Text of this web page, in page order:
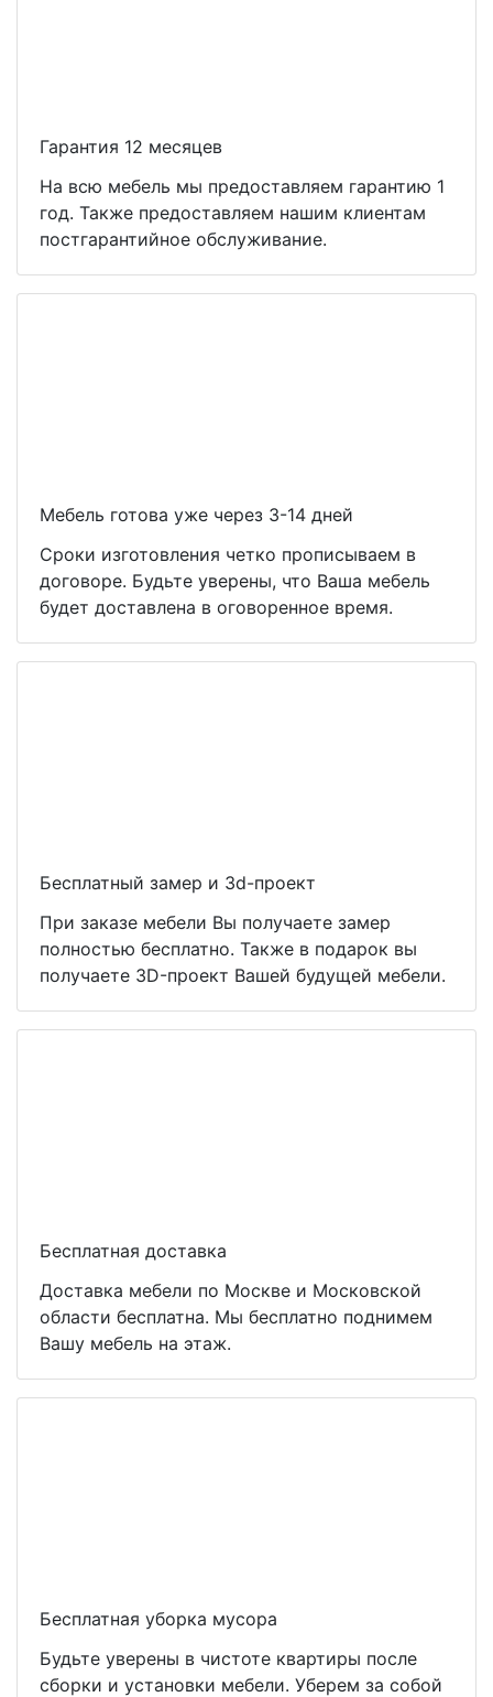
Гарантия 12 месяцев
На всю мебель мы предоставляем гарантию 1
год. Также предоставляем нашим клиентам
постгарантийное обслуживание.
Мебель готова уже через 3-14 дней
Сроки изготовления четко прописываем в
договоре. Будьте уверены, что Ваша мебель
будет доставлена в оговоренное время.
Бесплатный замер и 3d-проект
При заказе мебели Вы получаете замер
полностью бесплатно. Также в подарок вы
получаете 3D-проект Вашей будущей мебели.
Бесплатная доставка
Доставка мебели по Москве и Московской
области бесплатна. Мы бесплатно поднимем
Вашу мебель на этаж.
Бесплатная уборка мусора
Будьте уверены в чистоте квартиры после
сборки и установки мебели. Уберем за собой